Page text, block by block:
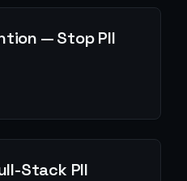
— Stop PII
Stack PII